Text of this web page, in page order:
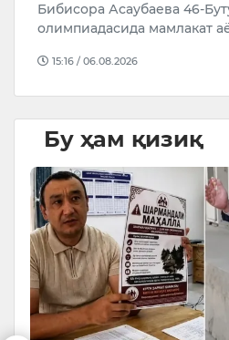
Бибисора Асаубаева 46-
олимпиадасида мамлакат
15:16 / 06.08.2026
Бу ҳам қизиқ